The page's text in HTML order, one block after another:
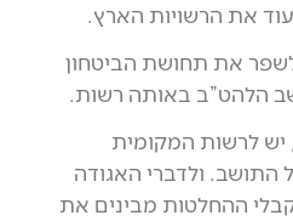
את הרשויות הארץ.
את תחושת הביטחון
הלהט”ב באותה רשות.
לרשות המקומית
התושב. ולדברי האגודה
ההחלטות מבינים את